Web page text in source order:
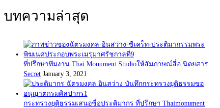
บทความล่าสุด
ที่ปรึกษาทีมงาน Thai Monument Studioให้สัมภาษณ์สื่อ นิตยสาร
Secret January 3, 2021
กระทรวงยุติธรรมเสนอชื่อประติมากร ที่ปรึกษา Thaimonument